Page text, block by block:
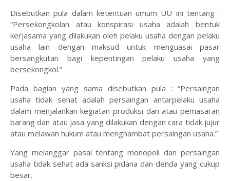
Disebutkan pula dalam ketentuan umum UU ini tentang :
“Persekongkolan atau konspirasi usaha adalah bentuk
kerjasama yang dilakukan oleh pelaku usaha dengan pelaku
usaha lain dengan maksud untuk menguasai pasar
bersangkutan bagi kepentingan pelaku usaha yang
bersekongkol.”
Pada bagian yang sama disebutkan pula : “Persaingan
usaha tidak sehat adalah persaingan antarpelaku usaha
dalam menjalankan kegiatan produksi dan atau pemasaran
barang dan atau jasa yang dilakukan dengan cara tidak jujur
atau melawan hukum atau menghambat persaingan usaha.”
Yang melanggar pasal tentang monopoli dan persaingan
usaha tidak sehat ada sanksi pidana dan denda yang cukup
besar.